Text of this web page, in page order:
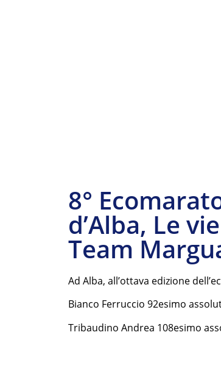
8°
d’Alba, Le
Team
Ad Alba, all’ottava edizione
Bianco Ferruccio 92esimo
Tribaudino Andrea 108esimo